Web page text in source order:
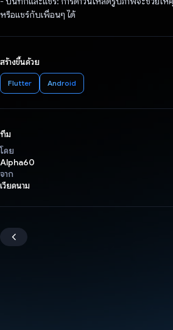
หรือแชร์กับเพื่อนๆ ได้
สร้างขึ้นด้วย
Flutter Android
ทีม
โดย
Alpha60
จาก
เวียดนาม